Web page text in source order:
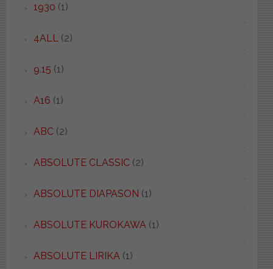
1930 (1)
4ALL (2)
9.15 (1)
A16 (1)
ABC(2)
ABSOLUTE CLASSIC(2)
ABSOLUTE DIAPASON (1)
ABSOLUTE KUROKAWA (1)
ABSOLUTE LIRIKA (1)